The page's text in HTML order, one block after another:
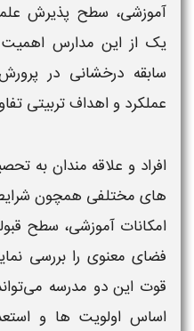
آموزشی، سطح پذیرش
یک از این مدارس اهمیت
سابقه درخشانی در
عملکرد و اهداف تربیتی
افراد و علاقه‌ مندان به
های مختلفی همچون
امکانات آموزشی، سطح
فضای معنوی را بررسی
قوت این دو مدرسه
اساس اولویت‌ ها و